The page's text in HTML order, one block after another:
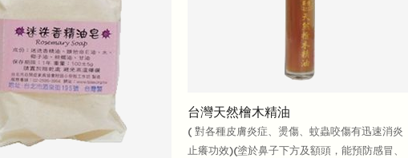
台灣天然檜木精油
( 對各種皮膚炎症、燙傷、蚊蟲咬傷有迅速消炎
止癢功效)(塗於鼻子下方及額頭，能預防感冒、